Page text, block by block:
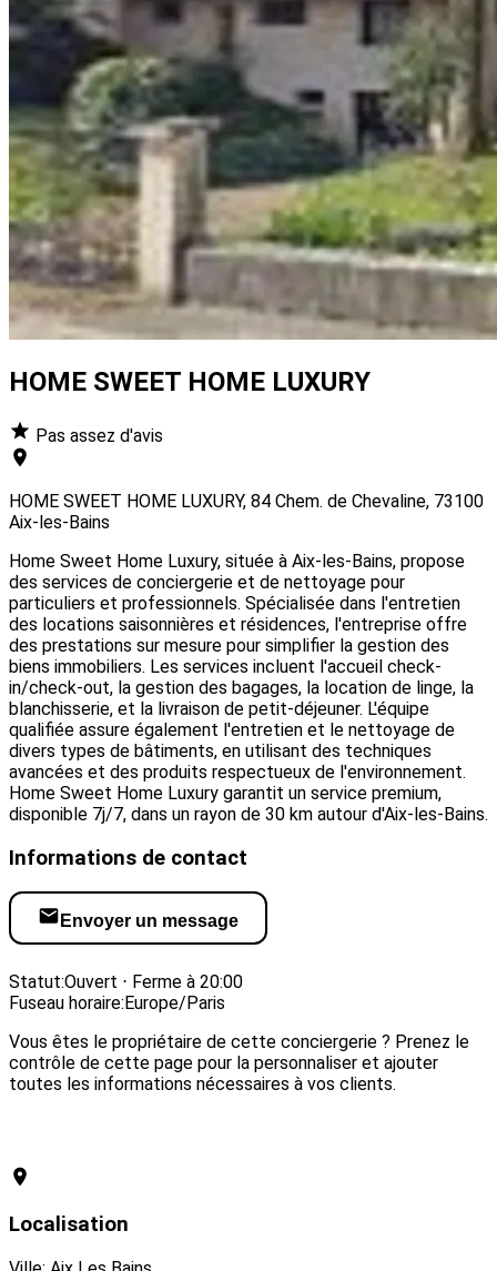
HOME SWEET HOME LUXURY
Pas assez d'avis
HOME SWEET HOME LUXURY, 84 Chem. de Chevaline, 73100
Aix-les-Bains
Home Sweet Home Luxury, située à Aix-les-Bains, propose
des services de conciergerie et de nettoyage pour
particuliers et professionnels. Spécialisée dans l'entretien
des locations saisonnières et résidences, l'entreprise offre
des prestations sur mesure pour simplifier la gestion des
biens immobiliers. Les services incluent l'accueil check-
in/check-out, la gestion des bagages, la location de linge, la
blanchisserie, et la livraison de petit-déjeuner. L'équipe
qualifiée assure également l'entretien et le nettoyage de
divers types de bâtiments, en utilisant des techniques
avancées et des produits respectueux de l'environnement.
Home Sweet Home Luxury garantit un service premium,
disponible 7j/7, dans un rayon de 30 km autour d'Aix-les-Bains.
Informations de contact
Envoyer un message
Statut:Ouvert ⋅ Ferme à 20:00
Fuseau horaire:Europe/Paris
Vous êtes le propriétaire de cette conciergerie ? Prenez le
contrôle de cette page pour la personnaliser et ajouter
toutes les informations nécessaires à vos clients.
Localisation